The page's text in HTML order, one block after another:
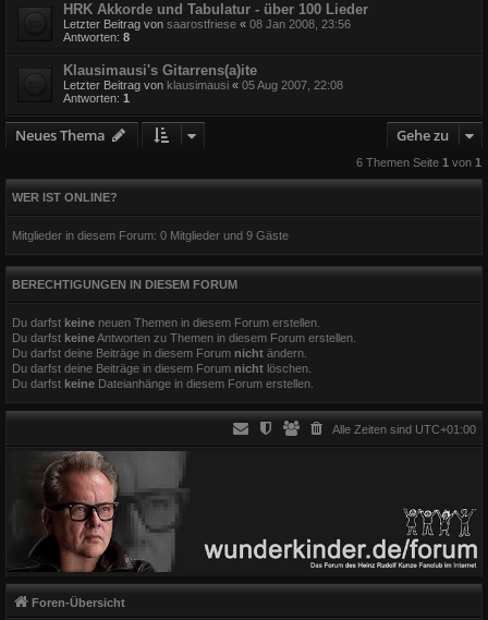
HRK Akkorde und Tabulatur - über 100 Lieder
Letzter Beitrag von saarostfriese « 08 Jan 2008, 23:56
Antworten: 8
Klausimausi's Gitarrens(a)ite
Letzter Beitrag von klausimausi « 05 Aug 2007, 22:08
Antworten: 1
Neues Thema Gehe zu
6 Themen Seite 1 von 1
WER IST ONLINE?
Mitglieder in diesem Forum: 0 Mitglieder und 9 Gäste
BERECHTIGUNGEN IN DIESEM FORUM
Du darfst keine neuen Themen in diesem Forum erstellen.
Du darfst keineAntworten zu Themen in diesem Forum erstellen.
Du darfst deine Beiträge in diesem Forum nicht ändern.
Du darfst deine Beiträge in diesem Forum nicht löschen.
Du darfst keine Dateianhänge in diesem Forum erstellen.
Alle Zeiten sind UTC+01:00
Foren-Übersicht